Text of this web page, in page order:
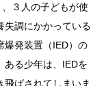
３人の子どもが使
失調にかかっている
爆発装置（IED）の
ある少年は、IEDを
ばされてしまいま